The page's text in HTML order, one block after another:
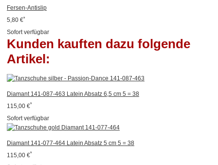
Fersen-Antislip
5,80 €*
Sofort verfügbar
Kunden kauften dazu folgende
Artikel:
Diamant 141-087-463 Latein Absatz 6,5 cm 5 = 38
115,00 €*
Sofort verfügbar
Diamant 141-077-464 Latein Absatz 5 cm 5 = 38
115,00 €*